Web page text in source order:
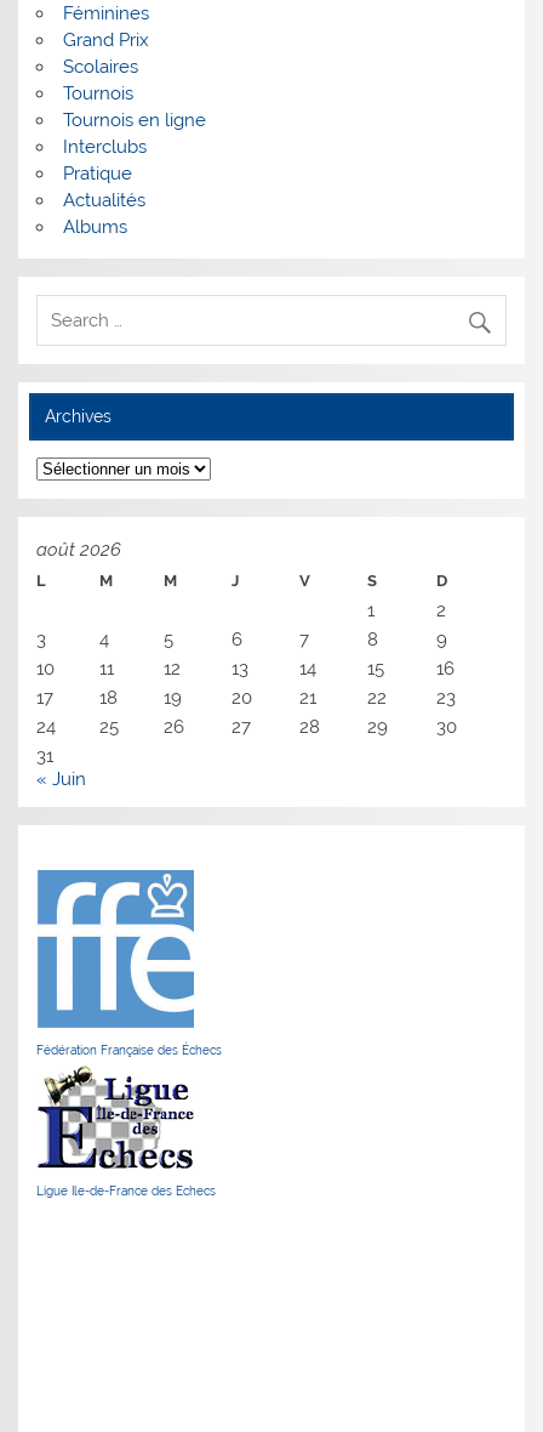
Féminines
Grand Prix
Scolaires
Tournois
Tournois en ligne
Interclubs
Pratique
Actualités
Albums
Archives
Archives
août 2026
L M M J V S D
1
2
3
4 5 6 7 8
9
10
11 12 13 14 15
16
17
18 19 20 21 22
23
24
25 26 27 28 29
30
31
« Juin
Fédération Française des Échecs
Ligue Ile-de-France des Echecs